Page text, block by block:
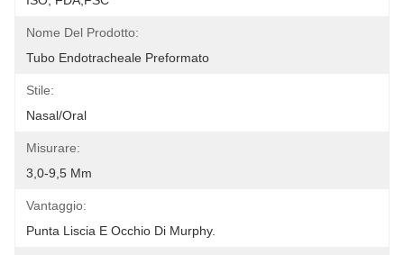
Nome Del Prodotto:
Tubo Endotracheale Preformato
Stile:
Nasal/Oral
Misurare:
3,0-9,5 Mm
Vantaggio:
Punta Liscia E Occhio Di Murphy.